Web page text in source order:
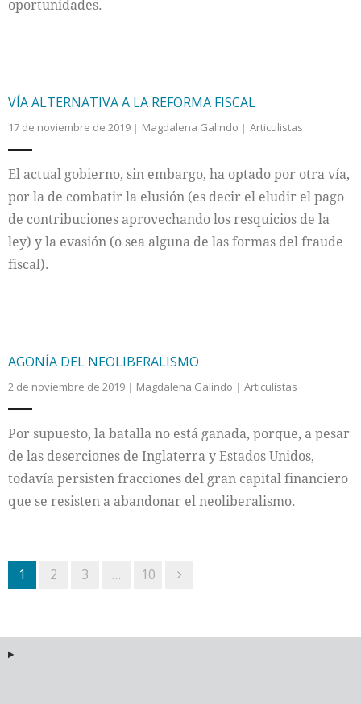
oportunidades.
VÍA ALTERNATIVA A LA REFORMA FISCAL
17 de noviembre de 2019 Magdalena Galindo Articulistas
El actual gobierno, sin embargo, ha optado por otra vía,
por la de combatir la elusión (es decir el eludir el pago
de contribuciones aprovechando los resquicios de la
ley) y la evasión (o sea alguna de las formas del fraude
fiscal).
AGONÍA DEL NEOLIBERALISMO
2 de noviembre de 2019 Magdalena Galindo Articulistas
Por supuesto, la batalla no está ganada, porque, a pesar
de las deserciones de Inglaterra y Estados Unidos,
todavía persisten fracciones del gran capital financiero
que se resisten a abandonar el neoliberalismo.
1 2 3 … 10